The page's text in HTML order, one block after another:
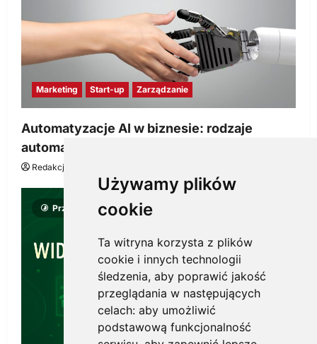
Używamy plików
cookie
Ta witryna korzysta z plików
cookie i innych technologii
śledzenia, aby poprawić jakość
przeglądania w następujących
celach: aby umożliwić
podstawową funkcjonalność
Marketing Start-up Zarządzanie
Automatyzacje AI w biznesie: rodzaje
automatyzacji i korzyści dla Twojej firmy
Redakcja KnowMore.pl
Przeczytano 8 minut